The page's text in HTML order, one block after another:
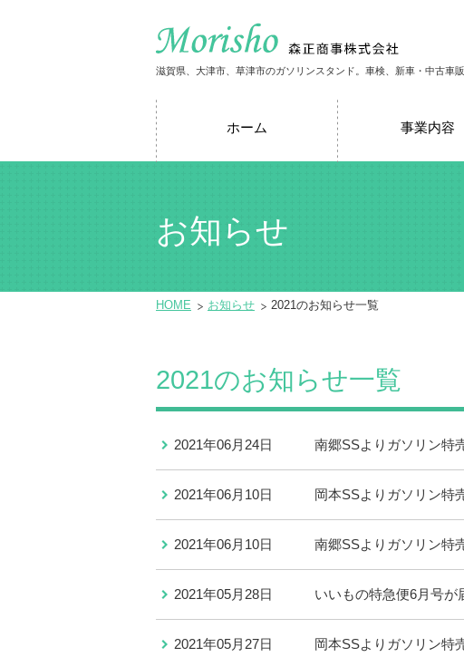
滋賀県、大津市、草津市のガソリンスタンド。車検、新車・中古車
ホーム 事業内容
お知らせ
HOME お知らせ 2021のお知らせ一覧
2021のお知らせ一覧
2021年06月24日 南郷SSよりガソリン特
2021年06月10日 岡本SSよりガソリン特
2021年06月10日 南郷SSよりガソリン特
2021年05月28日 いいもの特急便6月号が
2021年05月27日 岡本SSよりガソリン特